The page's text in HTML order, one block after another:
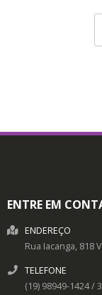
ENTRE EM
ENDEREÇO
Rua Iacanga, 818
TELEFONE
(19) 98949-1424 /